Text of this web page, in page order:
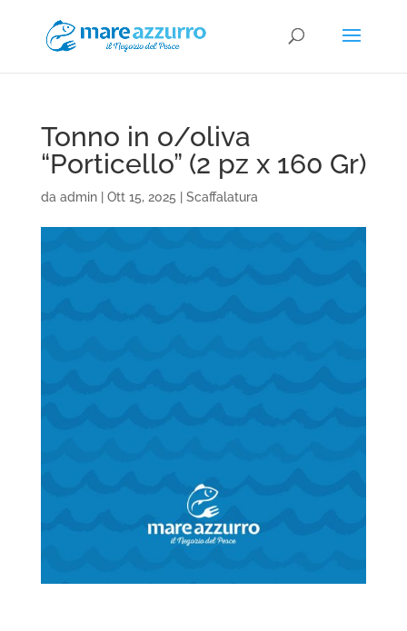
Tonno in o/oliva
“Porticello” (2 pz x 160 Gr)
da admin| Ott 15, 2025 Scaffalatura